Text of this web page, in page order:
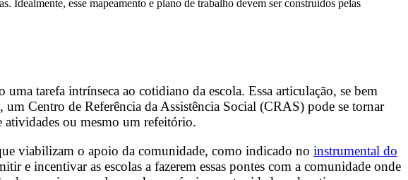
Idealmente, esse mapeamento e plano de trabalho devem ser construídos pelas
tarefa intrínseca ao cotidiano da escola. Essa articulação, se bem
Centro de Referência da Assistência Social (CRAS) pode se tornar
atividades ou mesmo um refeitório.
viabilizam o apoio da comunidade, como indicado no instrumental do
e incentivar as escolas a fazerem essas pontes com a comunidade onde